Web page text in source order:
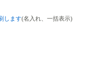
(名入れ、一括表示)